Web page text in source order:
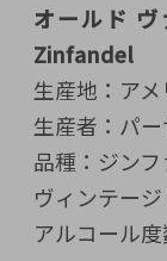
オールド
Zinfandel
生産地：ア
生産者：パ
品種：ジン
ヴィンテー
アルコール